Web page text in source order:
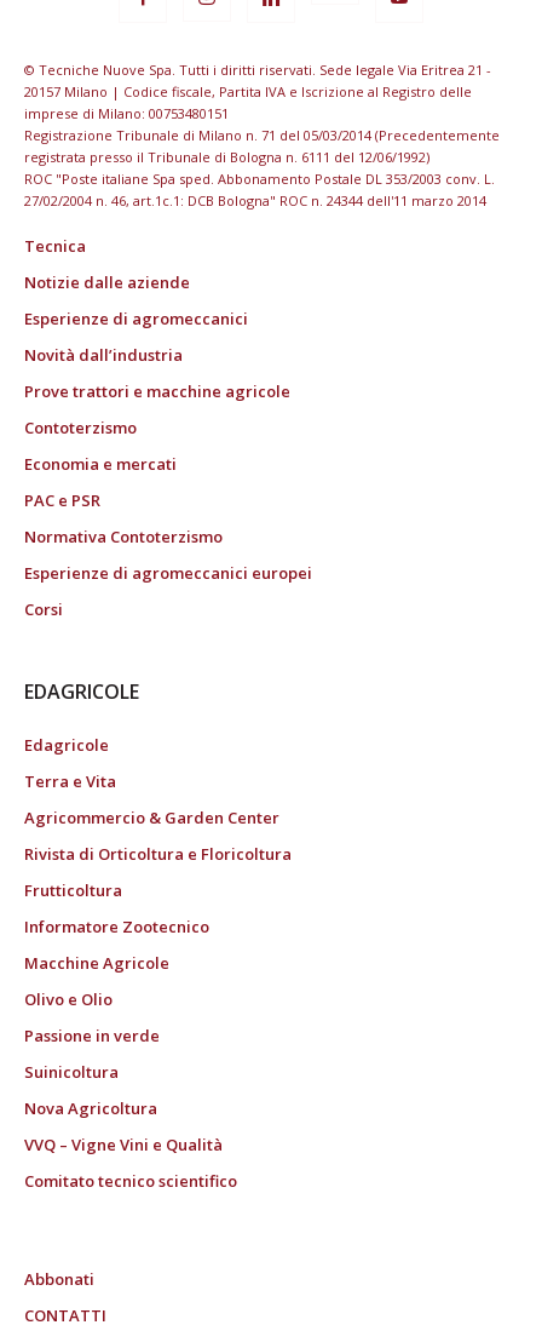
© Tecniche Nuove Spa. Tutti i diritti riservati. Sede legale Via Eritrea 21 -
20157 Milano | Codice fiscale, Partita IVA e Iscrizione al Registro delle
imprese di Milano: 00753480151
Registrazione Tribunale di Milano n. 71 del 05/03/2014 (Precedentemente
registrata presso il Tribunale di Bologna n. 6111 del 12/06/1992)
ROC "Poste italiane Spa sped. Abbonamento Postale DL 353/2003 conv. L.
27/02/2004 n. 46, art.1c.1: DCB Bologna" ROC n. 24344 dell'11 marzo 2014
Tecnica
Notizie dalle aziende
Esperienze di agromeccanici
Novità dall’industria
Prove trattori e macchine agricole
Contoterzismo
Economia e mercati
PAC e PSR
Normativa Contoterzismo
Esperienze di agromeccanici europei
Corsi
EDAGRICOLE
Edagricole
Terra e Vita
Agricommercio & Garden Center
Rivista di Orticoltura e Floricoltura
Frutticoltura
Informatore Zootecnico
Macchine Agricole
Olivo e Olio
Passione in verde
Suinicoltura
Nova Agricoltura
VVQ – Vigne Vini e Qualità
Comitato tecnico scientifico
Abbonati
CONTATTI